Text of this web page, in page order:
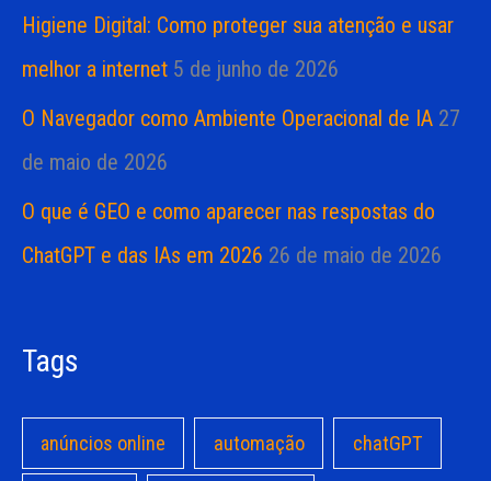
Higiene Digital: Como proteger sua atenção e usar
melhor a internet 5 de junho de 2026
O Navegador como Ambiente Operacional de IA 27
de maio de 2026
O que é GEO e como aparecer nas respostas do
ChatGPT e das IAs em 2026 26 de maio de 2026
Tags
anúncios online automação chatGPT